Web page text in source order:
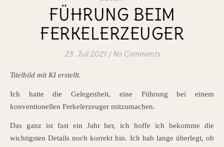
FÜHRUNG BEIM
FERKELERZEUGER
23. Juli 2021 / No Comments
Titelbild mit KI erstellt.
Ich hatte die Gelegenheit, eine Führung bei einem
konventionellen Ferkelerzeuger mitzumachen.
Das ganz ist fast ein Jahr her, ich hoffe ich bekomme die
wichtigsten Details noch korrekt hin. Ich hab lange überlegt, ob